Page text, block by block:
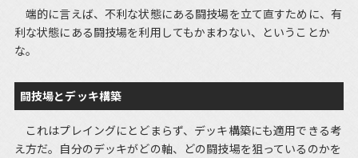
端的に言えば、不利な状態にある闘技場を立て直すために、有
利な状態にある闘技場を利用してもかまわない、ということか
な。
闘技場とデッキ構築
これはプレイングにとどまらず、デッキ構築にも適用できる考
え方だ。自分のデッキがどの軸、どの闘技場を狙っているのかを